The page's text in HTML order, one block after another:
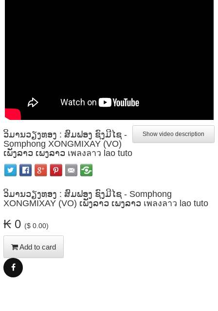
Show video description
ວິມານວຽງທອງ : ສົມຟອງ ຊົງມີໄຊ -
Somphong XONGMIXAY (VO)
ເພັງລາວ ເພງລາວ เพลงลาว lao tuto
ວິມານວຽງທອງ : ສົມຟອງ ຊົງມີໄຊ - Somphong
XONGMIXAY (VO) ເພັງລາວ ເພງລາວ เพลงลาว lao tuto
₭ 0 ($ 0.00)
Add to card